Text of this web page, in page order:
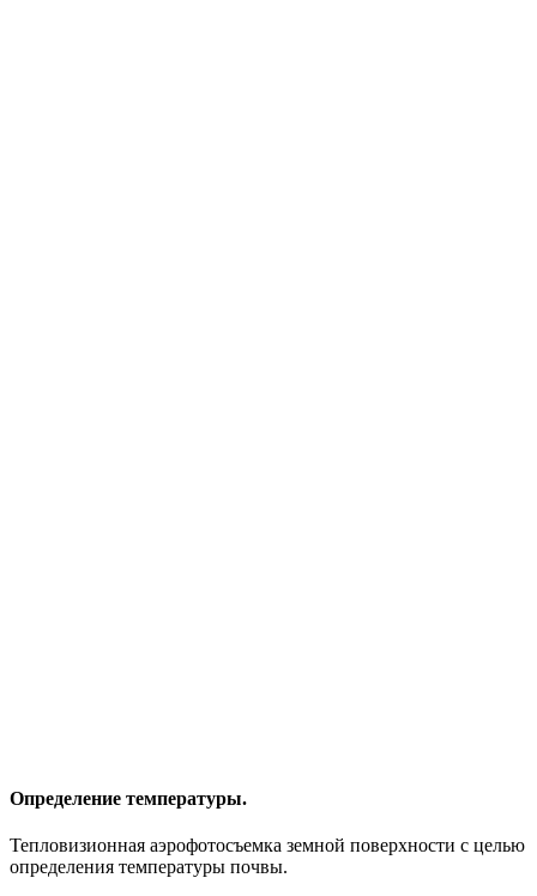
Определение температуры.
Тепловизионная аэрофотосъемка земной поверхности с целью
определения температуры почвы.